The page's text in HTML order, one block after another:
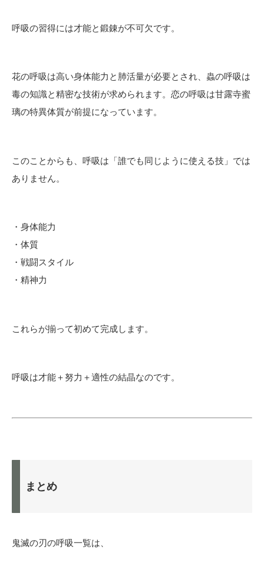
呼吸の習得には才能と鍛錬が不可欠です。
花の呼吸は高い身体能力と肺活量が必要とされ、蟲の呼吸は
毒の知識と精密な技術が求められます。恋の呼吸は甘露寺蜜
璃の特異体質が前提になっています。
このことからも、呼吸は「誰でも同じように使える技」では
ありません。
・身体能力
・体質
・戦闘スタイル
・精神力
これらが揃って初めて完成します。
呼吸は才能＋努力＋適性の結晶なのです。
まとめ
鬼滅の刃の呼吸一覧は、